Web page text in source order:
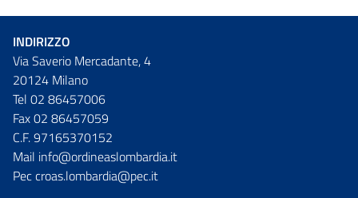
INDIRIZZO
Via Saverio Mercadante, 4
20124 Milano
Tel 02 86457006
Fax 02 86457059
C.F. 97165370152
Mail info@ordineaslombardia.it
Pec croas.lombardia@pec.it